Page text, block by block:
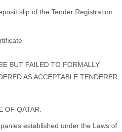
slip of the Tender Registration
BUT FAILED TO FORMALLY
AS ACCEPTABLE TENDERER.
OF QATAR.
established under the Laws of